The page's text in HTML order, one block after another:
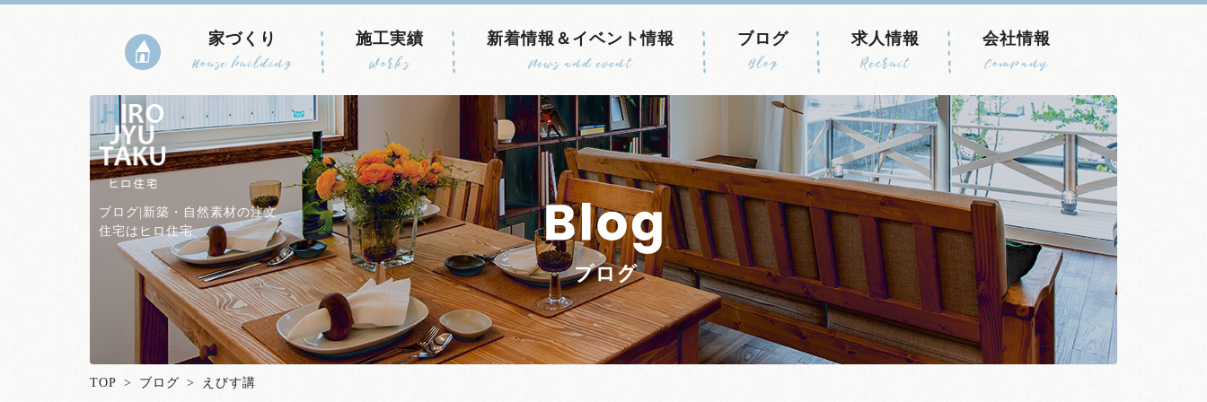
家づくり
House building
施工実績
Works
新着情報＆イベント情報
News and event
ブログ
Blog
求人情報
Recruit
会社情報
Company
ブログ|新築・自然素材の注文
住宅はヒロ住宅
TOP > ブログ > えびす講